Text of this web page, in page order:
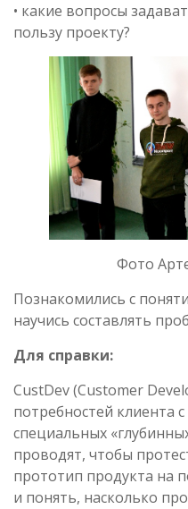
• какие вопросы
пользу проекту?
Фото
Познакомились с
научись составлять
Для справки:
CustDev (Customer
потребностей
специальных
проводят, чтобы
прототип продукта на
и понять, насколько